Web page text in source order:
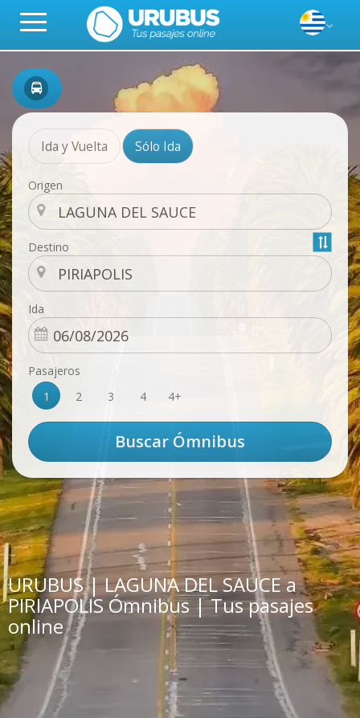
Ida y Vuelta Sólo Ida
Origen
Destino
Ida
Pasajeros
1
2 3 4 4+
URUBUS | LAGUNA DEL SAUCE a
PIRIAPOLIS Ómnibus | Tus pasajes
online